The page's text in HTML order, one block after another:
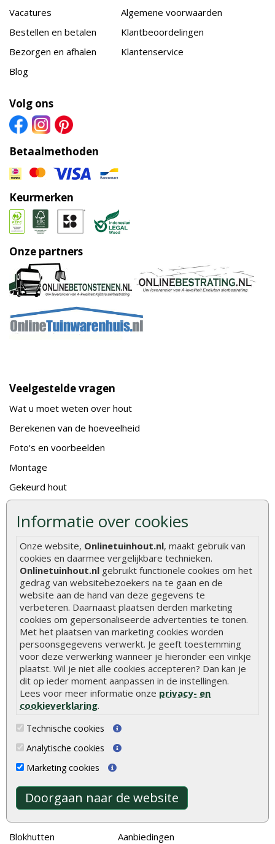
Informatie over cookies
Onze website, Onlinetuinhout.nl, maakt gebruik van
cookies en daarmee vergelijkbare technieken.
Onlinetuinhout.nl gebruikt functionele cookies om het
gedrag van websitebezoekers na te gaan en de
website aan de hand van deze gegevens te
verbeteren. Daarnaast plaatsen derden marketing
cookies om gepersonaliseerde advertenties te tonen.
Met het plaatsen van marketing cookies worden
persoonsgegevens verwerkt. Je geeft toestemming
voor deze verwerking wanneer je hieronder een vinkje
plaatst. Wil je niet alle cookies accepteren? Dan kan je
dit op ieder moment aanpassen in de instellingen.
Lees voor meer informatie onze privacy- en
cookieverklaring.
Technische cookies
Analytische cookies
Marketing cookies
Doorgaan naar de website
Vacatures
Bestellen en betalen
Bezorgen en afhalen
Blog
Algemene voorwaarden
Klantbeoordelingen
Klantenservice
Volg ons
Betaalmethoden
Keurmerken
Onze partners
Veelgestelde vragen
Wat u moet weten over hout
Berekenen van de hoeveelheid
Foto's en voorbeelden
Montage
Gekeurd hout
Hoe zelf een houten overkapping maken
Hoe zelf een vlonder leggen
Hoe betonpaal plaatsen
Hoe schutting plaatsen
De 9 beste tuinschermen van Onlinetuinhout.nl
Stijlvolle houtsoorten voor in de tuin
Duurzame tuin
Welke palen voor een schapenhek
Alle populaire categorieën
Vlonderplanken
Tuinhekken
Blokhutten
Douglas hout
Aanbiedingen